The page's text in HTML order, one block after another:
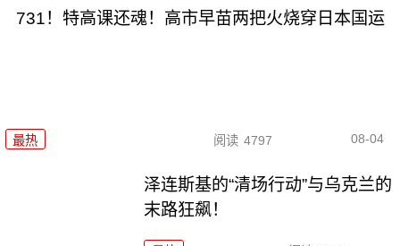
731！特高课还魂！高市早苗两把火烧穿日本国运
最热 阅读 4797 08-04
泽连斯基的“清场行动”与乌克兰的
末路狂飙！